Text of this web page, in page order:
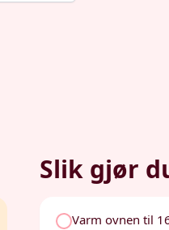
Slik gjør
Varm ovnen til